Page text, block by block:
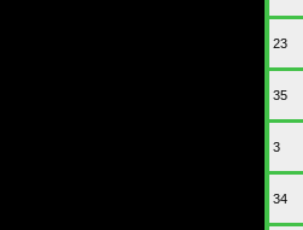
23
35
3
34